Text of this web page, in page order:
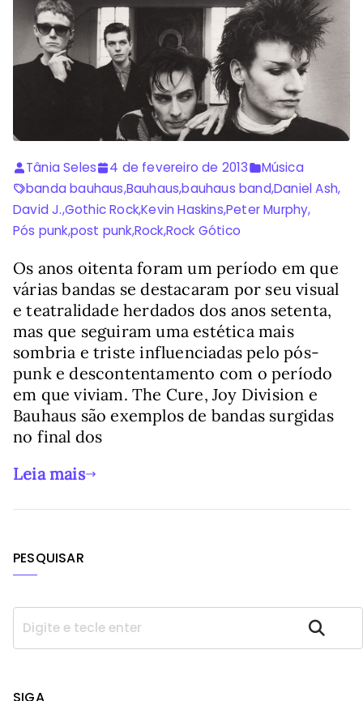
Tânia Seles 4 de fevereiro de 2013
Música
banda bauhaus,Bauhaus,bauhaus band,Daniel Ash,
David J.,Gothic Rock,Kevin Haskins,Peter Murphy,
Pós punk,post punk,Rock,Rock Gótico
Os anos oitenta foram um período em que
várias bandas se destacaram por seu visual
e teatralidade herdados dos anos setenta,
mas que seguiram uma estética mais
sombria e triste influenciadas pelo pós-
punk e descontentamento com o período
em que viviam. The Cure, Joy Division e
Bauhaus são exemplos de bandas surgidas
no final dos
Leia mais
PESQUISAR
s
Pesquisar